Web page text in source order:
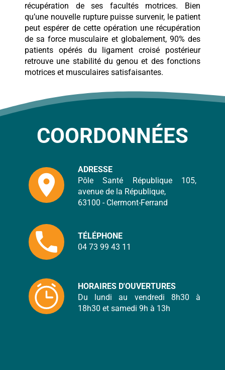
COORDONNÉES
ADRESSE
Pôle Santé République 105,
avenue de la République,
63100 - Clermont-Ferrand
location_on
TÉLÉPHONE
04 73 99 43 11
local_phone
HORAIRES D'OUVERTURES
Du lundi au vendredi 8h30 à
18h30 et samedi 9h à 13h
récupération de ses facultés motrices. Bien
qu’une nouvelle rupture puisse survenir, le patient
peut espérer de cette opération une récupération
de sa force musculaire et globalement, 90% des
patients opérés du ligament croisé postérieur
retrouve une stabilité du genou et des fonctions
motrices et musculaires satisfaisantes.